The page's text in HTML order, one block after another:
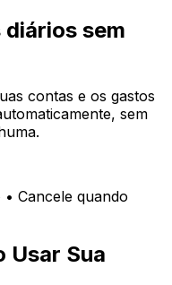
sem
contas e os gastos
sem
Cancele quando
Usar Sua